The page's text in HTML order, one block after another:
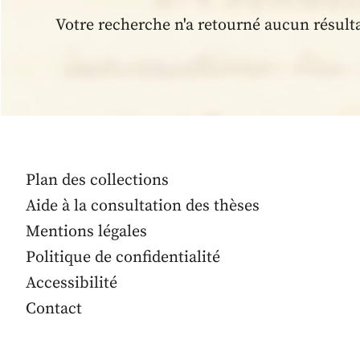
Votre recherche n'a retourné aucun
Plan des collections
Aide à la consultation des thèses
Mentions légales
Politique de confidentialité
Accessibilité
Contact